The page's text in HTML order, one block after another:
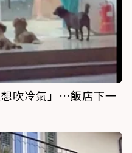
吹冷氣」…飯店下一